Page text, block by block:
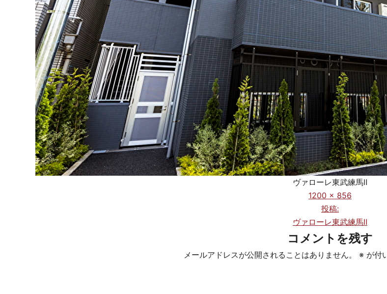
ヴァローレ東武練馬Ⅱ
フ
サ
イ
1200 × 856
投稿:
ヴァローレ東武練馬Ⅱ
コメントを残す
メールアドレスが公開されることはありません。 ※ が付